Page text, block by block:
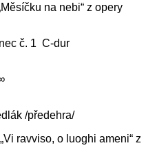
na nebi“ z opery
č. 1 C-dur
/předehra/
ravviso, o luoghi ameni“ z